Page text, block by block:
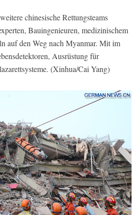
chinesische Rettungsteams
Bauingenieuren, medizinischem
auf den Weg nach Myanmar. Mit im
Ausrüstung für
(Xinhua/Cai Yang)